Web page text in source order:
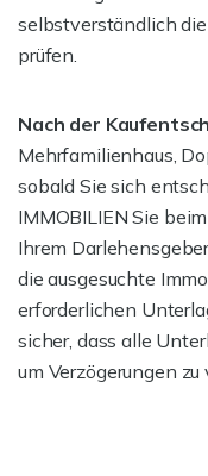
selbstverständlich
prüfen.
Nach der
Mehrfamilienhaus,
sobald Sie sich
IMMOBILIEN Sie
Ihrem
die ausgesuchte
erforderlichen
sicher, dass alle
um Verzögerungen zu